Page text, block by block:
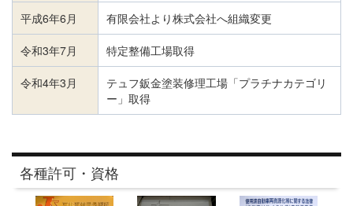
平成6年6月 有限会社より株式会社へ組織変更
令和3年7月 特定整備工場取得
令和4年3月
テュフ鈑金塗装修理工場「プラチナカテゴリ
ー」取得
各種許可・資格